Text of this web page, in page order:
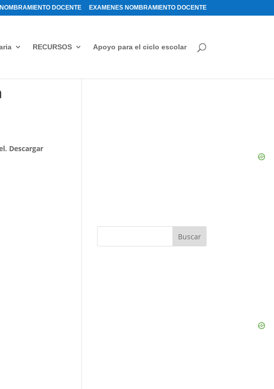
NOMBRAMIENTO DOCENTE EXAMENES NOMBRAMIENTO DOCENTE
RECURSOS Apoyo para el ciclo escolar
Descargar